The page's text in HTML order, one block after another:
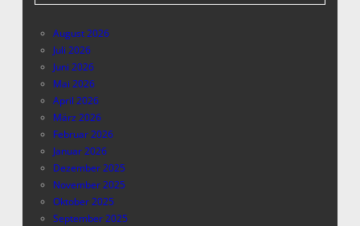
August 2026
Juli 2026
Juni 2026
Mai 2026
April 2026
März 2026
Februar 2026
Januar 2026
Dezember 2025
November 2025
Oktober 2025
September 2025